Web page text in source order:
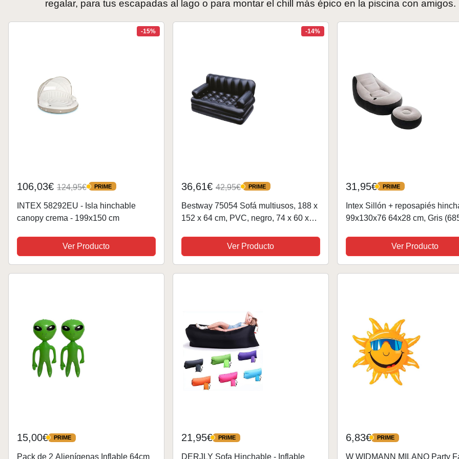
regalar, para tus escapadas al lago o para montar el chill más épico en la piscina con amigos.
-15%
106,03€ 124,95€ PRIME
PRIME
INTEX 58292EU - Isla hinchable
canopy crema - 199x150 cm
Ver Producto
-14%
36,61€42,95€ PRIME
PRIME
Bestway 75054 Sofá multiusos, 188 x
152 x 64 cm, PVC, negro, 74 x 60 x
Ver Producto
31,95€ PRIME
PRIME
Intex Sillón + reposapiés
99x130x76 64x28 cm, Gris
Ver Producto
15,00€ PRIME
PRIME
Pack de 2 Alienígenas Inflable 64cm
21,95€ PRIME
PRIME
DERJLY Sofa Hinchable - Inflable
6,83€ PRIME
PRIME
W WIDMANN MILANO Party